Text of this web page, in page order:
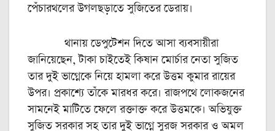
পেঁচারথলের উগলছড়াতে সুজিতের ডেরায়।
থানায় ডেপুটেশন দিতে আসা ব্যবসায়ীরা
জানিয়েছেন, টাকা চাইতেই কিষান মোর্চার নেতা সুজিত
তার দুই ভাগ্নেকে নিয়ে হামলা করে উত্তম কুমার রায়ের
উপর। প্রকাশ্যে তাঁকে মারধর করে। রাজপথে লোকজনের
সামনেই মাটিতে ফেলে রক্তাক্ত করে উত্তমকে। অভিযুক্ত
সুজিত সরকার সহ তার দুই ভাগ্নে সুরজ সরকার ও অমল